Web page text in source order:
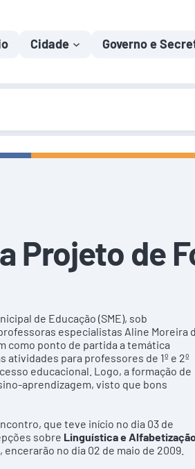
Cidade Governo e
Projeto de
de Educação (SME), sob
especialistas Aline Moreira
como ponto de partida a temática
atividades para professores de 1º e 2º
educacional. Logo, a formação de
aprendizagem, visto que bons
que teve início no dia 03 de
sobre Linguística e
encerarão no dia 02 de maio de 2009.